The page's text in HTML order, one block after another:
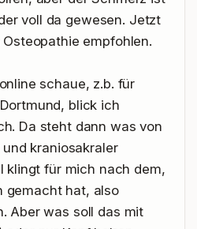
voll da gewesen. Jetzt
empfohlen.
schaue, z.b. für
blick ich
Da steht dann was von
kraniosakraler
klingt für mich nach dem,
gemacht hat, also
Aber was soll das mit